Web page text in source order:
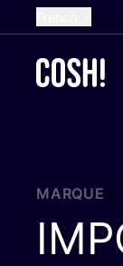
Dutch
Croatian
MARQUE